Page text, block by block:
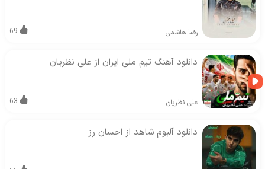
رضا هاشمی 69
دانلود آهنگ تیم ملی ایران از علی نظریان
علی نظریان 63
دانلود آلبوم شاهد از احسان رز